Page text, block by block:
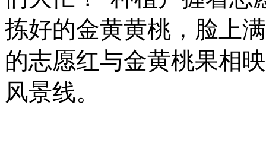
拣好的金黄黄桃，脸上
的志愿红与金黄桃果相
风景线。